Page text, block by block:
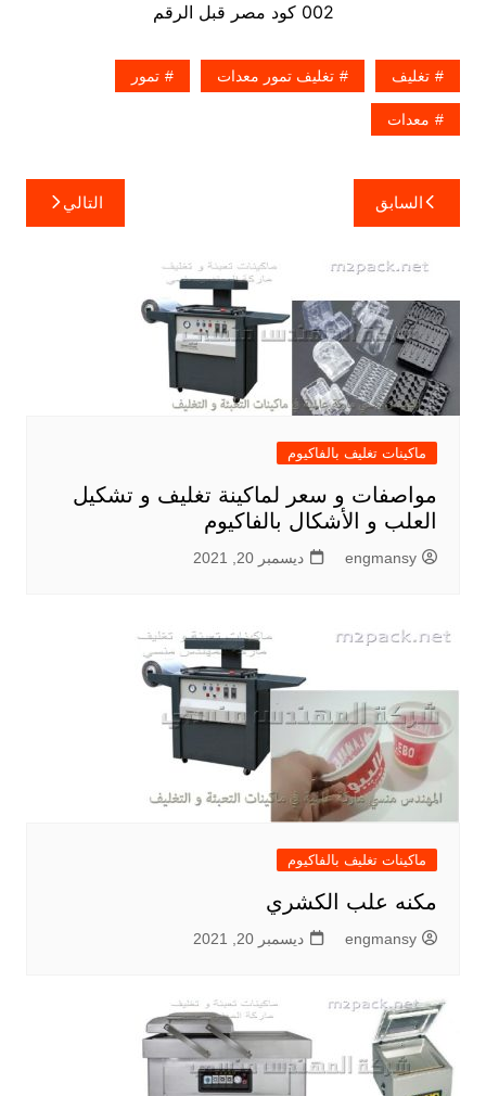
002 كود مصر قبل الرقم
تغليف تغليف تمور معدات تمور
معدات
تصفّح
المقالات
السابق التالي
ماكينات تغليف بالفاكيوم
مواصفات و سعر لماكينة تغليف و تشكيل
العلب و الأشكال بالفاكيوم
engmansy ديسمبر 20, 2021
ماكينات تغليف بالفاكيوم
مكنه علب الكشري
engmansy ديسمبر 20, 2021